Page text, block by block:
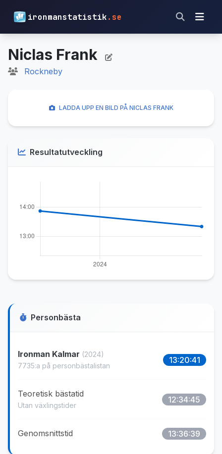
ironmanstatistik.se
Niclas Frank
Rockneby
Personbästa
Ironman Kalmar (2024)
7735:a på personbästalistan
13:20:41
Teoretisk bästatid
Utan växlingstider
12:34:45
Genomsnittstid 13:36:39
LADDA UPP EN BILD PÅ NICLAS FRANK
Resultatutveckling